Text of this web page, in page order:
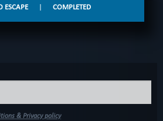
ESCAPE | COMPLETED
& Privacy policy